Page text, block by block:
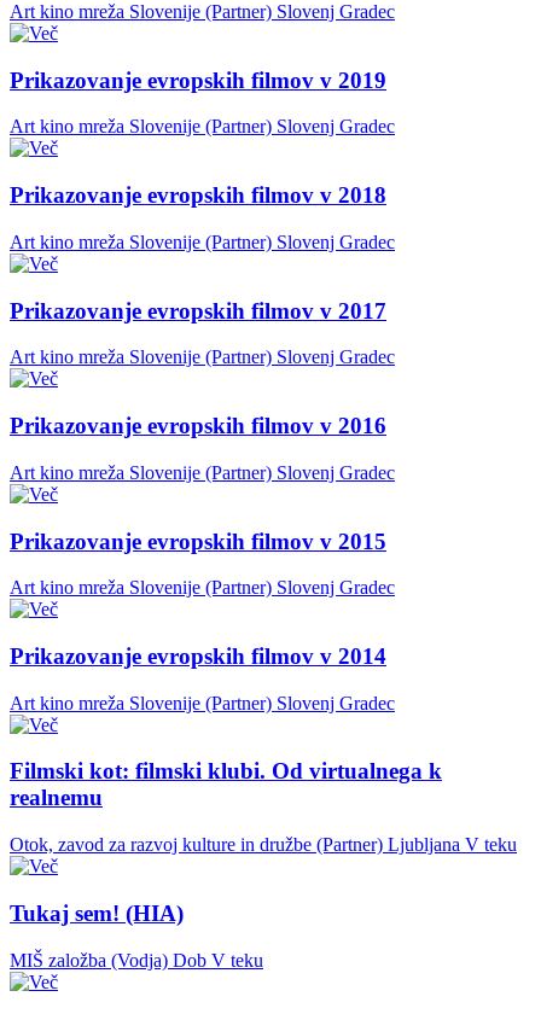
Art kino mreža Slovenije (Partner) Slovenj Gradec
Prikazovanje evropskih filmov v 2019
Art kino mreža Slovenije (Partner) Slovenj Gradec
Prikazovanje evropskih filmov v 2018
Art kino mreža Slovenije (Partner) Slovenj Gradec
Prikazovanje evropskih filmov v 2017
Art kino mreža Slovenije (Partner) Slovenj Gradec
Prikazovanje evropskih filmov v 2016
Art kino mreža Slovenije (Partner) Slovenj Gradec
Prikazovanje evropskih filmov v 2015
Art kino mreža Slovenije (Partner) Slovenj Gradec
Prikazovanje evropskih filmov v 2014
Art kino mreža Slovenije (Partner) Slovenj Gradec
Filmski kot: filmski klubi. Od virtualnega k
realnemu
Otok, zavod za razvoj kulture in družbe (Partner) Ljubljana V teku
Tukaj sem! (HIA)
MIŠ založba (Vodja) Dob V teku